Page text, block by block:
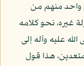
واحد منهم من
غيره، نحو كلامه
عليه وآله إلى
هذا قول